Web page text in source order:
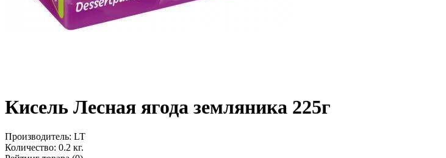
Кисель Лесная ягода земляника 225г
Производитель: LT
Количество: 0.2 кг.